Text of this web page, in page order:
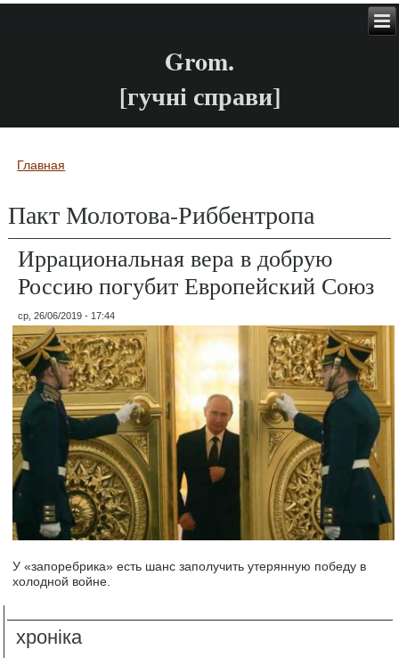
Grom.
[гучні справи]
Вы здесь
Главная
Пакт Молотова-Риббентропа
Иррациональная вера в добрую
Россию погубит Европейский Союз
ср, 26/06/2019 - 17:44
У «запоребрика» есть шанс заполучить утерянную победу в
холодной войне.
хроніка